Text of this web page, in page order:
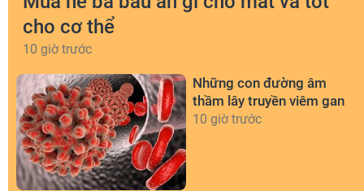
cho cơ thể
10 giờ trước
Những con đường âm
thầm lây truyền viêm gan
10 giờ trước